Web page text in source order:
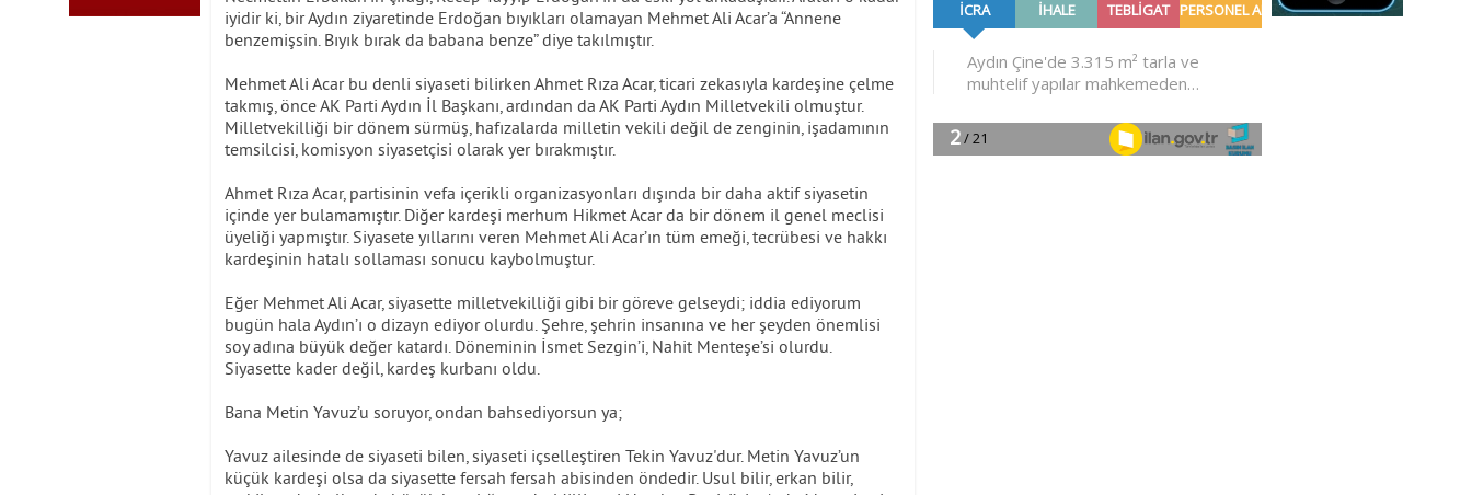
iyidir ki, bir Aydın ziyaretinde Erdoğan bıyıkları olamayan Mehmet Ali Acar’a “Annene
benzemişsin. Bıyık bırak da babana benze” diye takılmıştır.
Mehmet Ali Acar bu denli siyaseti bilirken Ahmet Rıza Acar, ticari zekasıyla kardeşine çelme
takmış, önce AK Parti Aydın İl Başkanı, ardından da AK Parti Aydın Milletvekili olmuştur.
Milletvekilliği bir dönem sürmüş, hafızalarda milletin vekili değil de zenginin, işadamının
temsilcisi, komisyon siyasetçisi olarak yer bırakmıştır.
Ahmet Rıza Acar, partisinin vefa içerikli organizasyonları dışında bir daha aktif siyasetin
içinde yer bulamamıştır. Diğer kardeşi merhum Hikmet Acar da bir dönem il genel meclisi
üyeliği yapmıştır. Siyasete yıllarını veren Mehmet Ali Acar’ın tüm emeği, tecrübesi ve hakkı
kardeşinin hatalı sollaması sonucu kaybolmuştur.
Eğer Mehmet Ali Acar, siyasette milletvekilliği gibi bir göreve gelseydi; iddia ediyorum
bugün hala Aydın’ı o dizayn ediyor olurdu. Şehre, şehrin insanına ve her şeyden önemlisi
soy adına büyük değer katardı. Döneminin İsmet Sezgin’i, Nahit Menteşe’si olurdu.
Siyasette kader değil, kardeş kurbanı oldu.
Bana Metin Yavuz’u soruyor, ondan bahsediyorsun ya;
Yavuz ailesinde de siyaseti bilen, siyaseti içselleştiren Tekin Yavuz'dur. Metin Yavuz’un
küçük kardeşi olsa da siyasette fersah fersah abisinden öndedir. Usul bilir, erkan bilir,
GÜNDEMDE NELER
OLMALI?